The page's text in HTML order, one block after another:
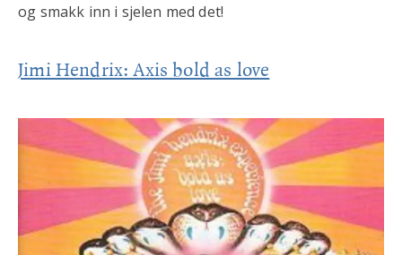
og smakk inn i sjelen med det!
Jimi Hendrix: Axis bold as love